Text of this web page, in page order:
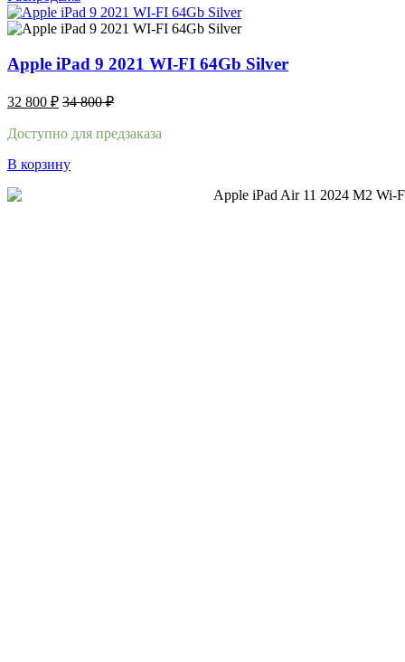
Apple iPad 9 2021 WI-FI 64Gb Silver
32 800 ₽ 34 800₽
Доступно для предзаказа
В корзину